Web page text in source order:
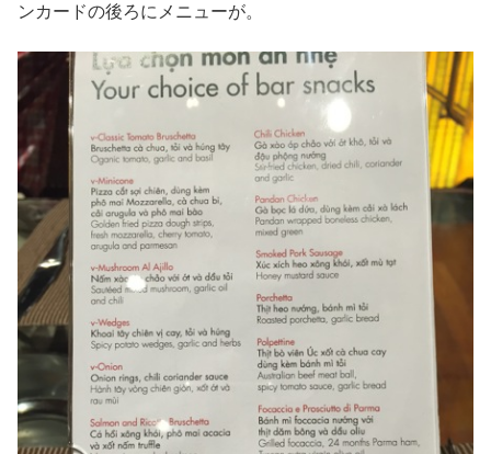
ンカードの後ろにメニューが。